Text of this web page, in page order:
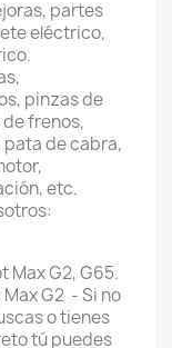
partes
eléctrico,
pinzas de
frenos,
de cabra,
etc.
Max G2, G65.
G2 - Si no
o tienes
tú puedes